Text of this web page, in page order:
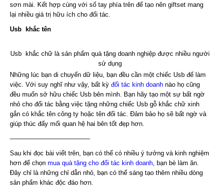
sơn mài. Kết hợp cùng với số tay phía trên để tạo nên giftset mang
lại nhiều giá trị hữu ích cho đối tác.
Usb khắc tên
Usb khắc chữ là sản phẩm quà tặng doanh nghiệp được nhiều người
sử dụng
Những lúc bạn di chuyển dữ liệu, bạn đều cần một chiếc Usb để làm
việc. Với suy nghĩ như vậy, bất kỳ đối tác kinh doanh nào họ cũng
đều muốn sở hữu chiếc Usb bên mình. Bạn hãy tạo một sự bất ngờ
nhỏ cho đối tác bằng việc tặng những chiếc Usb gỗ khắc chữ xinh
gắn có khắc tên công ty hoặc tên đối tác. Đảm bảo họ sẽ bất ngờ và
giúp thúc đẩy mối quan hệ hai bên tốt đẹp hơn.
————————————–
Sau khi đọc bài viết trên, bạn có thể có nhiều ý tưởng và kinh nghiệm
hơn để chọn mua quà tặng cho đối tác kinh doanh , bạn bè làm ăn.
Đây chỉ là những chỉ dẫn nhỏ, bạn có thể sáng tạo thêm nhiều dòng
sản phẩm khác độc đáo hơn.